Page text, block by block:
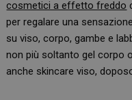
cosmetici a effetto freddo
per regalare una
su viso, corpo, gambe e
non più soltanto gel corpo
anche skincare viso,